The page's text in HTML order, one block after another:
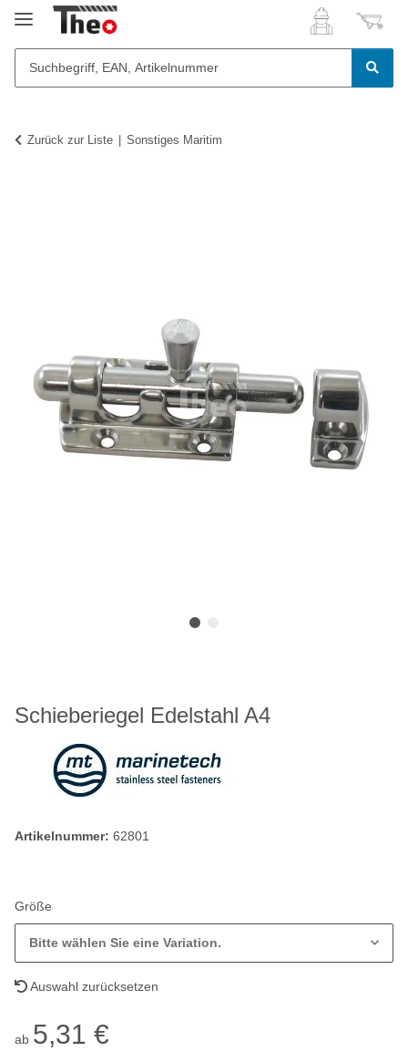
Zurück zur Liste Sonstiges Maritim
Schieberiegel Edelstahl A4
Artikelnummer: 62801
Größe
Bitte wählen Sie eine Variation.
Auswahl zurücksetzen
ab 5,31 €